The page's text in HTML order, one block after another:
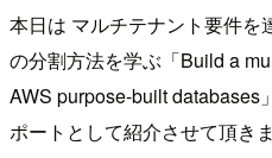
本日は マルチテナント要件を
の分割方法を学ぶ「Build a
AWS purpose-built databases
ポートとして紹介させて頂きま